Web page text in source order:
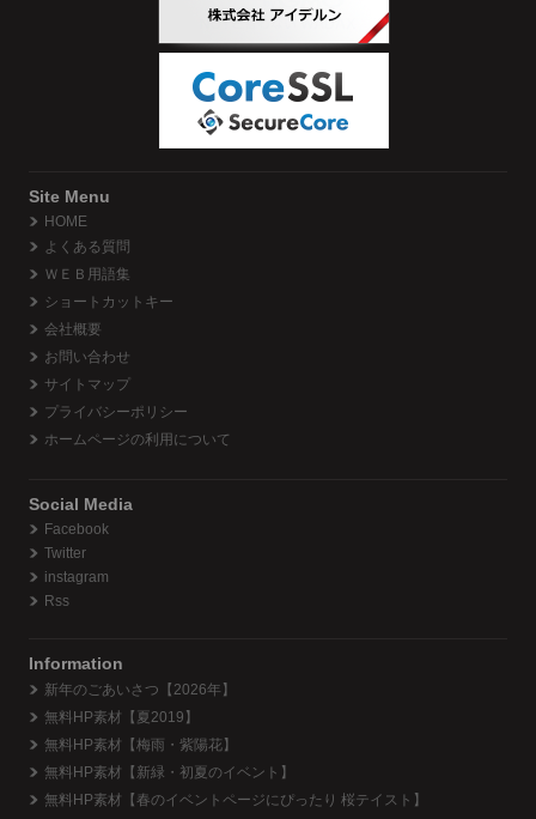
Site Menu
HOME
よくある質問
ＷＥＢ用語集
ショートカットキー
会社概要
お問い合わせ
サイトマップ
プライバシーポリシー
ホームページの利用について
Social Media
Facebook
Twitter
instagram
Rss
Information
新年のごあいさつ【2026年】
無料HP素材【夏2019】
無料HP素材【梅雨・紫陽花】
無料HP素材【新緑・初夏のイベント】
無料HP素材【春のイベントページにぴったり 桜テイスト】